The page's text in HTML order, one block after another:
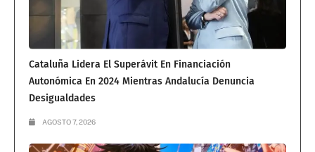
Cataluña Lidera El Superávit En Financiación
Autonómica En 2024 Mientras Andalucía Denuncia
Desigualdades
AGOSTO 7, 2026